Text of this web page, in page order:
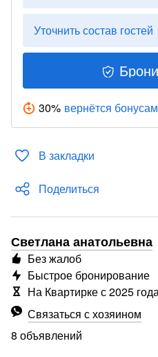
Уточнить состав гостей
30% вернётся
В закладки
Поделиться
Светлана анатольевна
Связаться с хозяином
8 объявлений
Без жалоб
Быстрое бронирование
На Квартирке с 2025